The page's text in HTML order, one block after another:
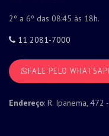
2º a 6º das 08:45 às 18h.
11 2081-7000
FALE PELO
Endereço: R. Ipanema, 472